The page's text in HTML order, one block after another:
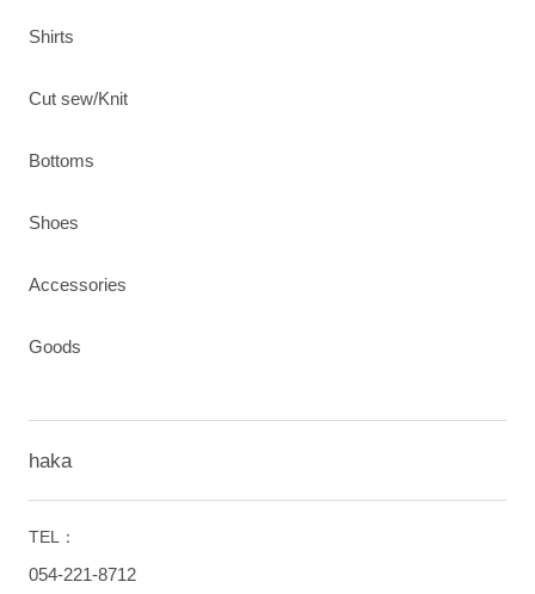
Shirts
Cut sew/Knit
Bottoms
Shoes
Accessories
Goods
haka
TEL：
054-221-8712